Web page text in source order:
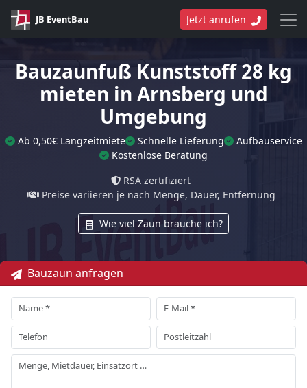
JB EventBau Jetzt anrufen
Bauzaunfuß Kunststoff 28 kg
mieten in Arnsberg und
Umgebung
Ab 0,50€ Langzeitmiete Schnelle Lieferung
Aufbauservice
Kostenlose Beratung
RSA zertifiziert
Preise variieren je nach Menge, Dauer, Entfernung
Wie viel Zaun brauche ich?
Bauzaun anfragen